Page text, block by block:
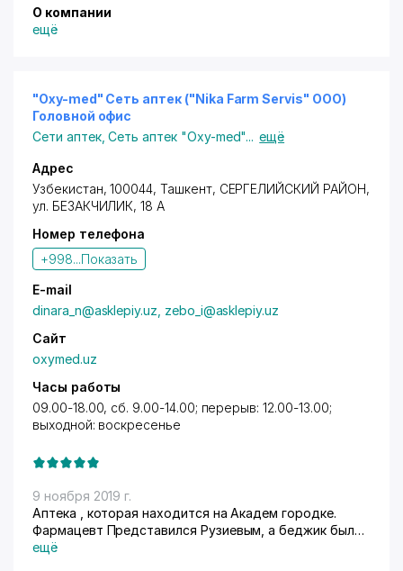
О компании
ещё
"Oxy-med" Сеть аптек ("Nika Farm Servis" ООО)
Головной офис
Сети аптек,Сеть аптек "Oxy-med"... ещё
Адрес
Узбекистан, 100044, Ташкент, СЕРГЕЛИЙСКИЙ РАЙОН,
ул. БЕЗАКЧИЛИК, 18 А
Номер телефона
+998...Показать
E-mail
dinara_n@asklepiy.uz, zebo_i@asklepiy.uz
Сайт
oxymed.uz
Часы работы
09.00-18.00, сб. 9.00-14.00; перерыв: 12.00-13.00;
выходной: воскресенье
9 ноября 2019 г.
Аптека , которая находится на Академ городке.
Фармацевт Представился Рузиевым, а беджик был
на нем на Рахимова Камолиддина, на вопрос почему
ещё